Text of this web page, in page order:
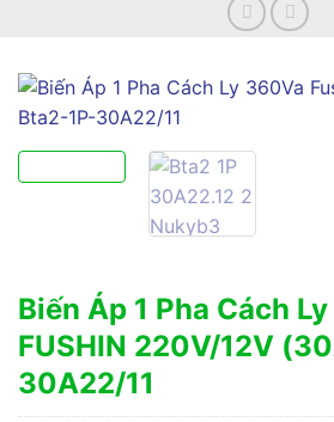
Biến Áp 1 Pha Cách
FUSHIN 220V/12V
30A22/11